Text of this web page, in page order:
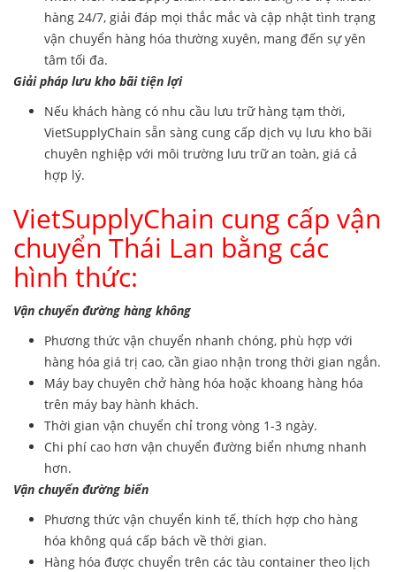
hàng 24/7, giải đáp mọi thắc mắc và cập nhật tình trạng
vận chuyển hàng hóa thường xuyên, mang đến sự yên
tâm tối đa.
Giải pháp lưu kho bãi tiện lợi
Nếu khách hàng có nhu cầu lưu trữ hàng tạm thời,
VietSupplyChain sẵn sàng cung cấp dịch vụ lưu kho bãi
chuyên nghiệp với môi trường lưu trữ an toàn, giá cả
hợp lý.
VietSupplyChain cung cấp vận
chuyển Thái Lan bằng các
hình thức:
Vận chuyển đường hàng không
Phương thức vận chuyển nhanh chóng, phù hợp với
hàng hóa giá trị cao, cần giao nhận trong thời gian ngắn.
Máy bay chuyên chở hàng hóa hoặc khoang hàng hóa
trên máy bay hành khách.
Thời gian vận chuyển chỉ trong vòng 1-3 ngày.
Chi phí cao hơn vận chuyển đường biển nhưng nhanh
hơn.
Vận chuyển đường biển
Phương thức vận chuyển kinh tế, thích hợp cho hàng
hóa không quá cấp bách về thời gian.
Hàng hóa được chuyển trên các tàu container theo lịch